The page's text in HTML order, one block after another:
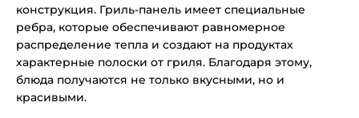
конструкция. Гриль-панель имеет специальные
ребра, которые обеспечивают равномерное
распределение тепла и создают на продуктах
характерные полоски от гриля. Благодаря этому,
блюда получаются не только вкусными, но и
красивыми.